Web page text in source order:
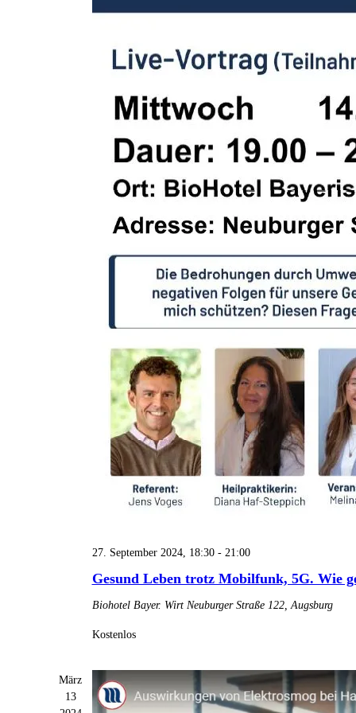
27. September 2024, 18:30- 21:00
Gesund Leben trotz Mobilfunk, 5G. Wie
Biohotel Bayer. Wirt Neuburger Straße 122, Augsburg
Kostenlos
März
13